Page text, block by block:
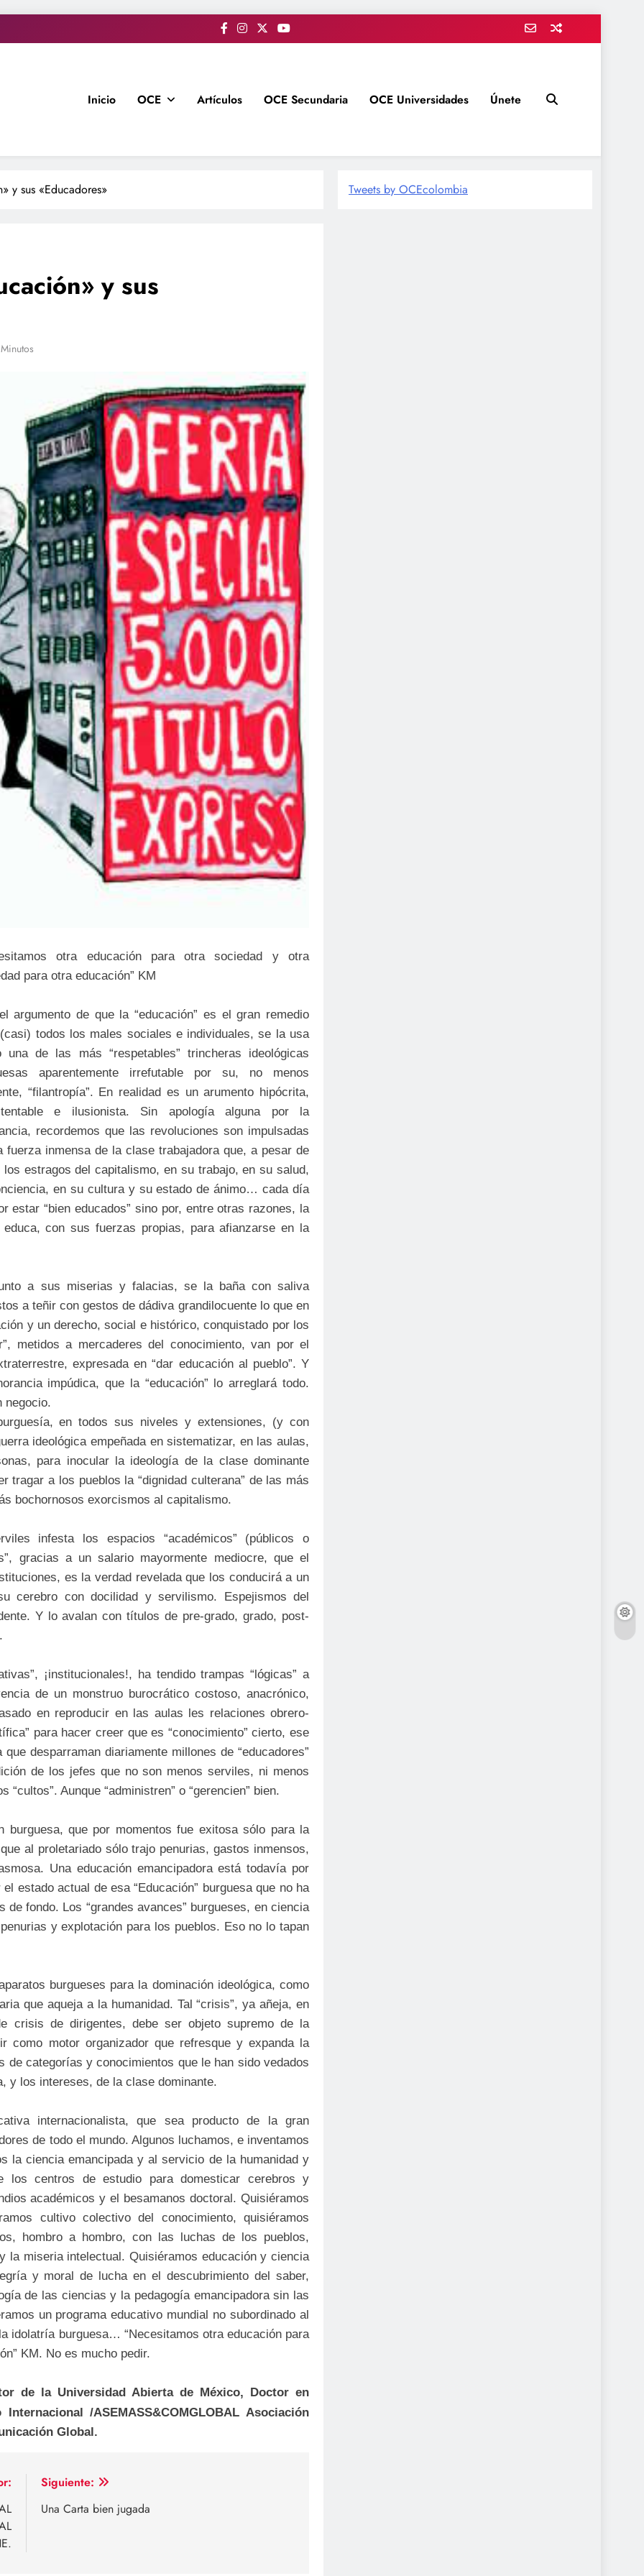
Inicio OCE Artículos OCE Secundaria OCE Universidades Únete
y sus «Educadores»
y sus
otra educación para otra sociedad y otra
para otra educación” KM
argumento de que la “educación” es el gran remedio
todos los males sociales e individuales, se la usa
una de las más “respetables” trincheras ideológicas
aparentemente irrefutable por su, no menos
“filantropía”. En realidad es un arumento hipócrita,
e ilusionista. Sin apología alguna por la
recordemos que las revoluciones son impulsadas
fuerza inmensa de la clase trabajadora que, a pesar de
los estragos del capitalismo, en su trabajo, en su salud,
en su cultura y su estado de ánimo… cada día
estar “bien educados” sino por, entre otras razones, la
con sus fuerzas propias, para afianzarse en la
a sus miserias y falacias, se la baña con saliva
a teñir con gestos de dádiva grandilocuente lo que en
y un derecho, social e histórico, conquistado por los
metidos a mercaderes del conocimiento, van por el
expresada en “dar educación al pueblo”. Y
impúdica, que la “educación” lo arreglará todo.
negocio.
en todos sus niveles y extensiones, (y con
ideológica empeñada en sistematizar, en las aulas,
para inocular la ideología de la clase dominante
tragar a los pueblos la “dignidad culterana” de las más
bochornosos exorcismos al capitalismo.
infesta los espacios “académicos” (públicos o
gracias a un salario mayormente mediocre, que el
es la verdad revelada que los conducirá a un
cerebro con docilidad y servilismo. Espejismos del
Y lo avalan con títulos de pre-grado, grado, post-
¡institucionales!, ha tendido trampas “lógicas” a
de un monstruo burocrático costoso, anacrónico,
en reproducir en las aulas les relaciones obrero-
para hacer creer que es “conocimiento” cierto, ese
desparraman diariamente millones de “educadores”
de los jefes que no son menos serviles, ni menos
Aunque “administren” o “gerencien” bien.
que por momentos fue exitosa sólo para la
al proletariado sólo trajo penurias, gastos inmensos,
Una educación emancipadora está todavía por
estado actual de esa “Educación” burguesa que no ha
fondo. Los “grandes avances” burgueses, en ciencia
y explotación para los pueblos. Eso no lo tapan
burgueses para la dominación ideológica, como
que aqueja a la humanidad. Tal “crisis”, ya añeja, en
crisis de dirigentes, debe ser objeto supremo de la
como motor organizador que refresque y expanda la
categorías y conocimientos que le han sido vedados
y los intereses, de la clase dominante.
internacionalista, que sea producto de la gran
de todo el mundo. Algunos luchamos, e inventamos
la ciencia emancipada y al servicio de la humanidad y
los centros de estudio para domesticar cerebros y
académicos y el besamanos doctoral. Quisiéramos
cultivo colectivo del conocimiento, quisiéramos
hombro a hombro, con las luchas de los pueblos,
la miseria intelectual. Quisiéramos educación y ciencia
y moral de lucha en el descubrimiento del saber,
de las ciencias y la pedagogía emancipadora sin las
un programa educativo mundial no subordinado al
idolatría burguesa… “Necesitamos otra educación para
KM. No es mucho pedir.
de la Universidad Abierta de México, Doctor en
/ASEMASS&COMGLOBAL Asociación
Global.
Siguiente:
Una Carta bien jugada
Tweets by OCEcolombia